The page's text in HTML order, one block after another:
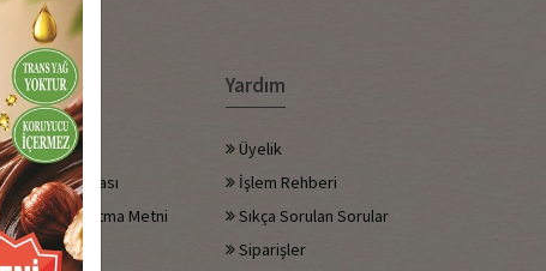
KURUMSAL
Hakkımızda
Gizlilik Politikası
KVKK Aydınlatma Metni
İletişim
Yardım
Üyelik
İşlem Rehberi
Sıkça Sorulan Sorular
Siparişler